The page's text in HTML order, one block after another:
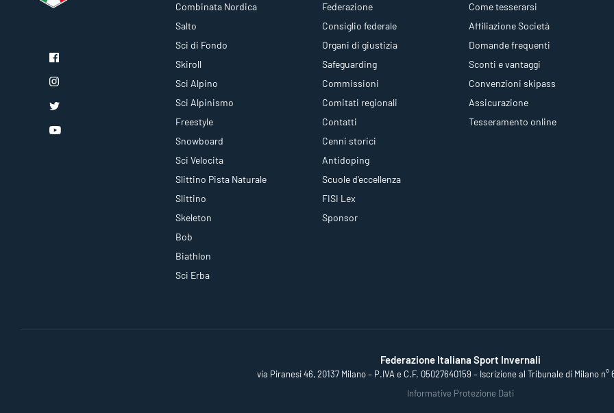
Combinata Nordica
Salto
Sci di Fondo
Skiroll
Sci Alpino
Sci Alpinismo
Freestyle
Snowboard
Sci Velocita
Slittino Pista Naturale
Slittino
Skeleton
Bob
Biathlon
Sci Erba
Federazione
Consiglio federale
Organi di giustizia
Safeguarding
Commissioni
Comitati regionali
Contatti
Cenni storici
Antidoping
Scuole d'eccellenza
FISI Lex
Sponsor
Come tesserarsi
Affiliazione Società
Domande frequenti
Sconti e vantaggi
Convenzioni skipass
Assicurazione
Tesseramento online
Federazione Italiana Sport Invernali
via Piranesi 46, 20137 Milano – P.IVA e C.F. 05027640159 – Iscrizione al Tribunale di Milano n°
Informative Protezione Dati